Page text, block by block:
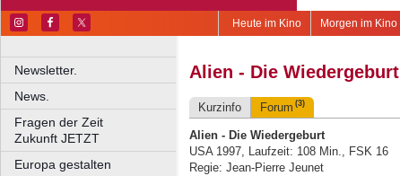
Morgen im Kino
Heute im Kino
Newsletter.
News.
Fragen der Zeit
Zukunft JETZT
Europa gestalten
Alien - Die Wiedergeburt
Kurzinfo Forum (3)
Alien - Die Wiedergeburt
USA 1997, Laufzeit: 108 Min., FSK 16
Regie: Jean-Pierre Jeunet